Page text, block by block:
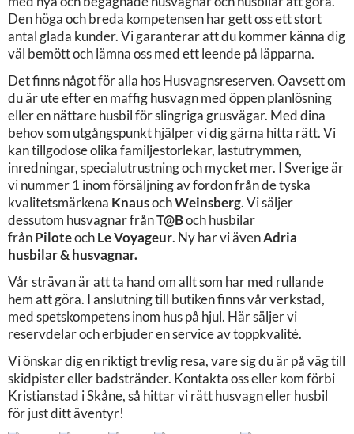
Den höga och breda kompetensen har gett oss ett stort
antal glada kunder. Vi garanterar att du kommer känna dig
väl bemött och lämna oss med ett leende på läpparna.
Det finns något för alla hos Husvagnsreserven. Oavsett om
du är ute efter en maffig husvagn med öppen planlösning
eller en nättare husbil för slingriga grusvägar. Med dina
behov som utgångspunkt hjälper vi dig gärna hitta rätt. Vi
kan tillgodose olika familjestorlekar, lastutrymmen,
inredningar, specialutrustning och mycket mer. I Sverige är
vi nummer 1 inom försäljning av fordon från de tyska
kvalitetsmärkena KnausochWeinsberg. Vi säljer
dessutom husvagnar frånT@Boch husbilar
frånPiloteochLe Voyageur. Ny har vi ävenAdria
husbilar & husvagnar.
Vår strävan är att ta hand om allt som har med rullande
hem att göra. I anslutning till butiken finns vår verkstad,
med spetskompetens inom hus på hjul. Här säljer vi
reservdelar och erbjuder en service av toppkvalité.
Vi önskar dig en riktigt trevlig resa, vare sig du är på väg till
skidpister eller badstränder. Kontakta oss eller kom förbi
Kristianstad i Skåne, så hittar vi rätt husvagn eller husbil
för just ditt äventyr!